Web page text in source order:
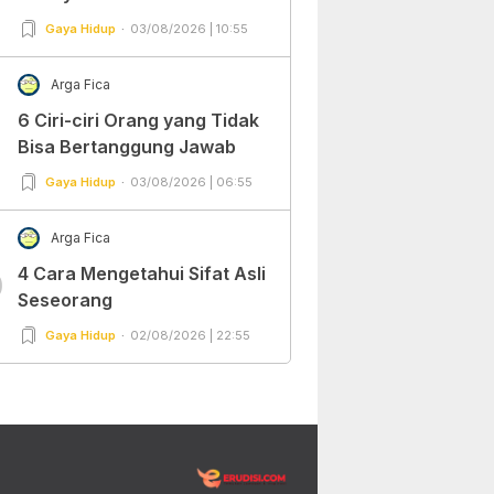
Gaya Hidup 03/08/2026 | 10:55
Arga Fica
6 Ciri-ciri Orang yang Tidak
Bisa Bertanggung Jawab
Gaya Hidup 03/08/2026 | 06:55
Arga Fica
4 Cara Mengetahui Sifat Asli
Seseorang
Gaya Hidup 02/08/2026 | 22:55